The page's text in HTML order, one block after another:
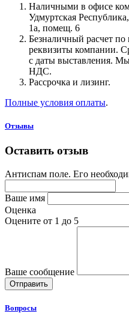
Наличными в офисе
Удмуртская
1а, помещ. 6
Безналичный расчет по
реквизиты компании.
с даты выставления.
НДС.
Рассрочка и лизинг.
Полные условия оплаты.
Отзывы
Оставить отзыв
Антиспам поле. Его
Ваше имя
Оценка
Оцените от 1 до 5
Ваше сообщение
Вопросы